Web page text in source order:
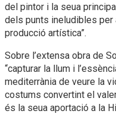
del pintor i la seua
dels punts ineludibles per
producció artística”.
Sobre l’extensa obra de
“capturar la llum i
mediterrània de veure la
costums convertint el
és la seua aportació a la